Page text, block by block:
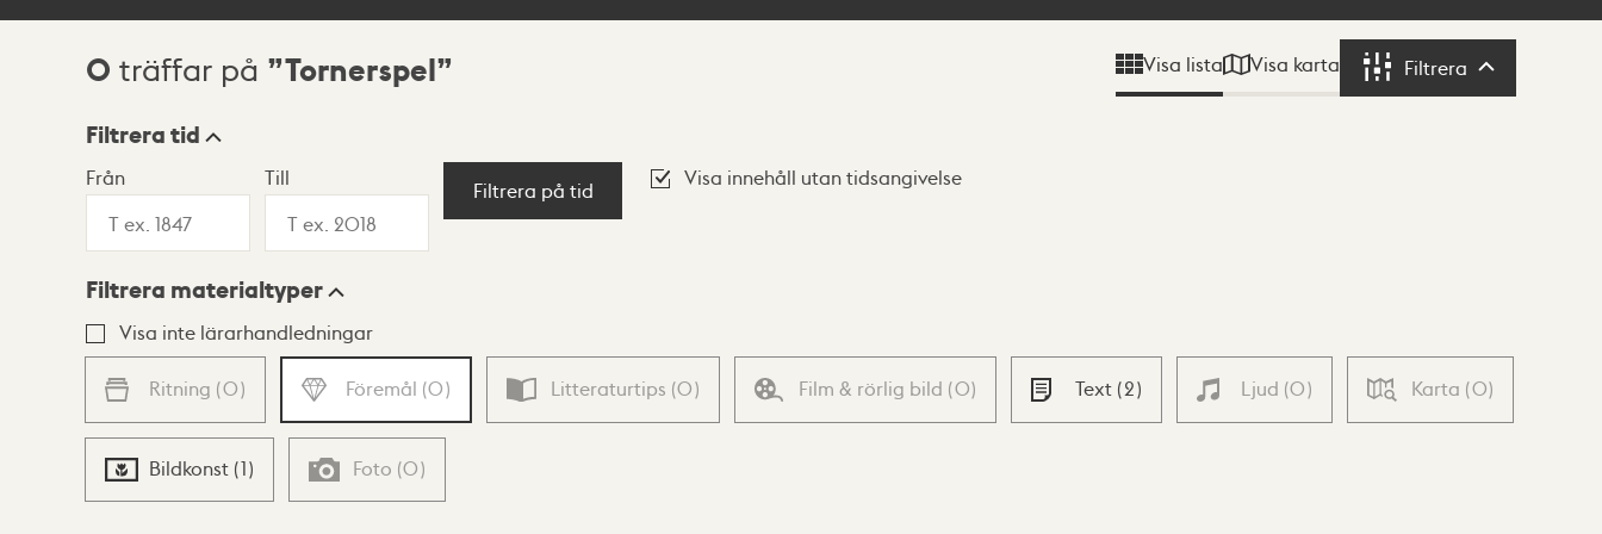
Sökresultat
0 träffar på Tornerspel Visa lista Visa karta Filtrera Filtrera
Visningsläge
Lista Karta
Filtrera tid
Från Till
Filtrera på tid
Visa innehåll utan tidsangivelse
Filtrera materialtyper
Visa inte lärarhandledningar
Ritning (0) Föremål (0) Litteraturtips (0) Film & rörlig bild (0) Text (2) Ljud (0) Karta (0)
Bildkonst (1) Foto (0)